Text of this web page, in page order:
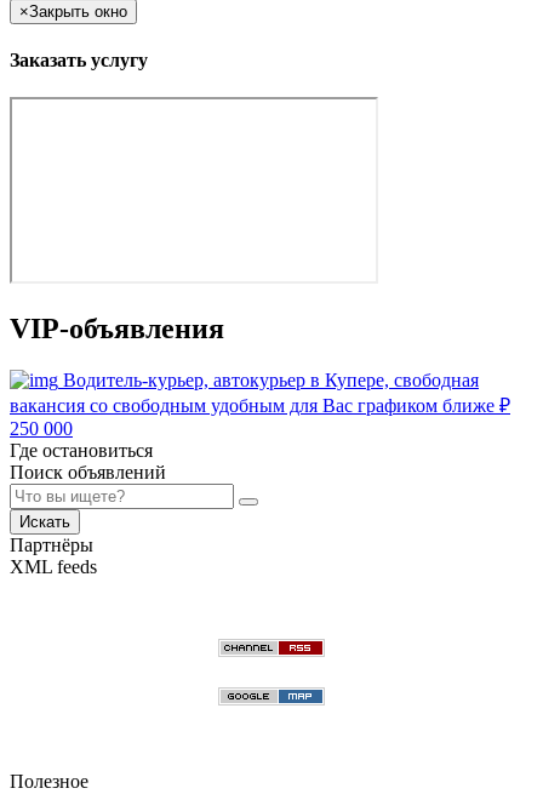
×Закрыть окно
Заказать услугу
VIP-объявления
Водитель-курьер, автокурьер в Купере, свободная
вакансия со свободным удобным для Вас графиком ближе ₽
250 000
Где остановиться
Поиск объявлений
Искать
Партнёры
XML feeds
Полезное